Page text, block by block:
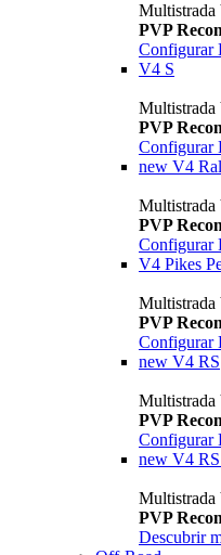
Multistrada
PVP
Configurar
V4 S
Multistrada
PVP
Configurar
new V4
PVP
Configurar
V4 Pikes
Multistrada
PVP
Configurar
new V4 RS
Multistrada
PVP
Configurar
new V4
PVP
Descubrir